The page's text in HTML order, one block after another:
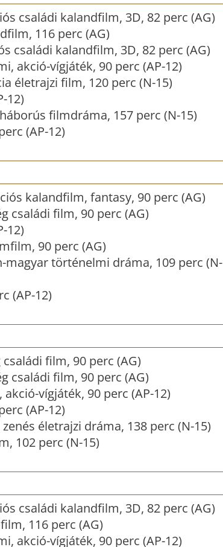
családi kalandfilm, 3D, 82 perc (AG)
116 perc (AG)
családi kalandfilm, 3D, 82 perc (AG)
akció-vígjáték, 90 perc (AP-12)
életrajzi film, 120 perc (N-15)
12)
filmdráma, 157 perc (N-15)
(AP-12)
kalandfilm, fantasy, 90 perc (AG)
családi film, 90 perc (AG)
12)
90 perc (AG)
történelmi dráma, 109 perc (N-
(AP-12)
film, 90 perc (AG)
családi film, 90 perc (AG)
vígjáték, 90 perc (AP-12)
(AP-12)
életrajzi dráma, 138 perc (N-15)
102 perc (N-15)
családi kalandfilm, 3D, 82 perc (AG)
116 perc (AG)
akció-vígjáték, 90 perc (AP-12)